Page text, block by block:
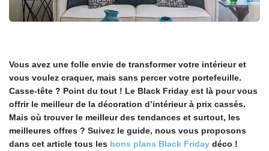
Vous avez une folle envie de transformer votre intérieur et
vous voulez craquer, mais sans percer votre portefeuille.
Casse-tête ? Point du tout ! Le Black Friday est là pour vous
offrir le meilleur de la décoration d’intérieur à prix cassés.
Mais où trouver le meilleur des tendances et surtout, les
meilleures offres ? Suivez le guide, nous vous proposons
dans cet article tous les bons plans Black Friday déco !